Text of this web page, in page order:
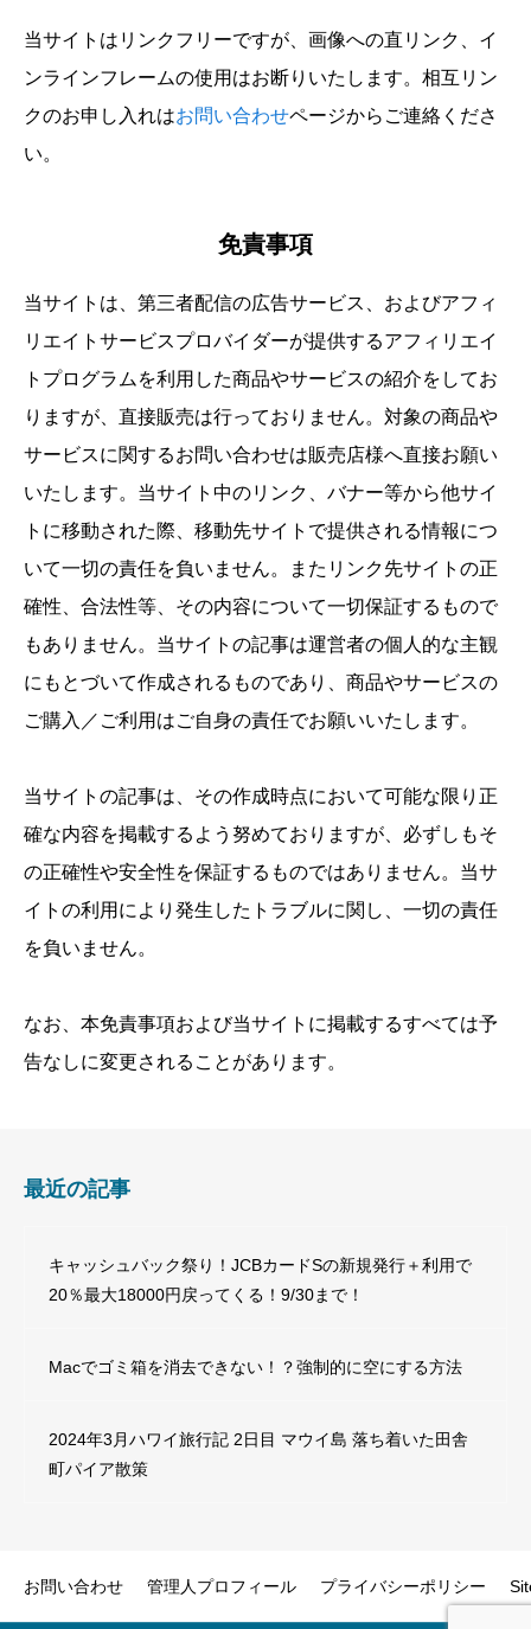
当サイトはリンクフリーですが、画像への直リンク、イ
ンラインフレームの使用はお断りいたします。相互リン
クのお申し入れはお問い合わせページからご連絡くださ
い。
免責事項
当サイトは、第三者配信の広告サービス、およびアフィ
リエイトサービスプロバイダーが提供するアフィリエイ
トプログラムを利用した商品やサービスの紹介をしてお
りますが、直接販売は行っておりません。対象の商品や
サービスに関するお問い合わせは販売店様へ直接お願い
いたします。当サイト中のリンク、バナー等から他サイ
トに移動された際、移動先サイトで提供される情報につ
いて一切の責任を負いません。またリンク先サイトの正
確性、合法性等、その内容について一切保証するもので
もありません。当サイトの記事は運営者の個人的な主観
にもとづいて作成されるものであり、商品やサービスの
ご購入／ご利用はご自身の責任でお願いいたします。
当サイトの記事は、その作成時点において可能な限り正
確な内容を掲載するよう努めておりますが、必ずしもそ
の正確性や安全性を保証するものではありません。当サ
イトの利用により発生したトラブルに関し、一切の責任
を負いません。
なお、本免責事項および当サイトに掲載するすべては予
告なしに変更されることがあります。
最近の記事
キャッシュバック祭り！JCBカードSの新規発行＋利用で
20％最大18000円戻ってくる！9/30まで！
Macでゴミ箱を消去できない！？強制的に空にする方法
2024年3月ハワイ旅行記 2日目 マウイ島 落ち着いた田舎
町パイア散策
お問い合わせ 管理人プロフィール プライバシーポリシー